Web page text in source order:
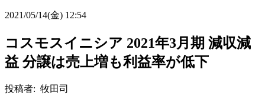
2021/05/14(金) 12:54
コスモスイニシア 2021年3月期 減収減
益 分譲は売上増も利益率が低下
投稿者: 牧田司